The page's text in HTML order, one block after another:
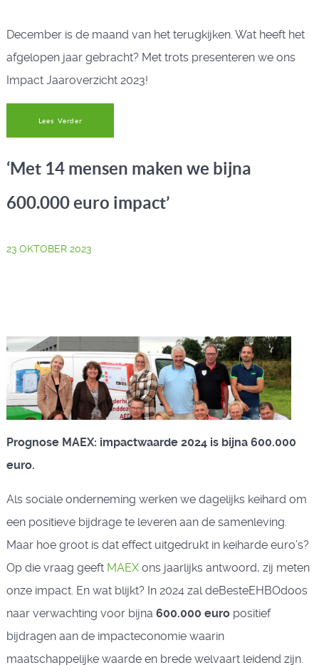
December is de maand van het terugkijken. Wat heeft het
afgelopen jaar gebracht? Met trots presenteren we ons
Impact Jaaroverzicht 2023!
Lees Verder
‘Met 14 mensen maken we bijna
600.000 euro impact’
23 OKTOBER 2023
Prognose MAEX: impactwaarde 2024 is bijna 600.000
euro.
Als sociale onderneming werken we dagelijks keihard om
een positieve bijdrage te leveren aan de samenleving.
Maar hoe groot is dat effect uitgedrukt in keiharde euro’s?
Op die vraag geeft MAEX ons jaarlijks antwoord, zij meten
onze impact. En wat blijkt? In 2024 zal deBesteEHBOdoos
naar verwachting voor bijna 600.000 europositief
bijdragen aan de impacteconomie waarin
maatschappelijke waarde en brede welvaart leidend zijn.